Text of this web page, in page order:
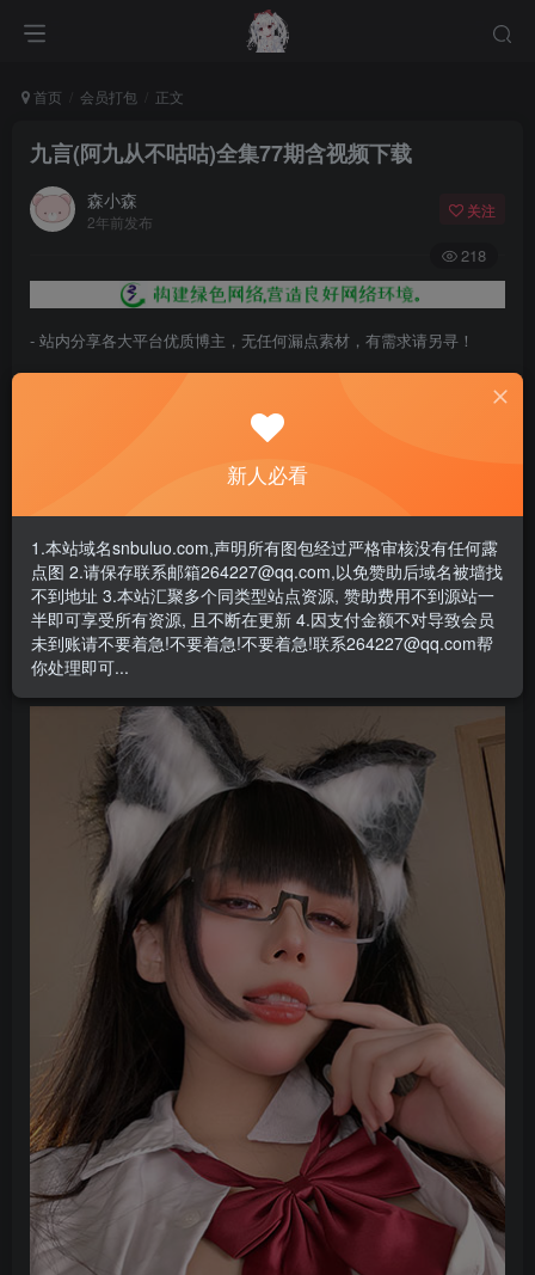
首页 会员打包 正文
九言(阿九从不咕咕)全集77期含视频下载
森小森
2年前发布
关注
218
- 站内分享各大平台优质博主，无任何漏点素材，有需求请另寻！
- 百度网盘提示提取码错误，请更换浏览器重试，这是百度网盘版本问
- 遇见解压密码不对、无法解压，请查看
- 资源失效/充值未到账/账号解禁...等问题请《提交工单》
阿九从不咕咕是一位双鱼座的女性，来自中国重庆这座山
城，生于2001年3月5日。身高165cm，体重55kg，她形容自
己是肉墩墩，但我觉得她的身材非常匀称，比那些病态瘦削
的美女更加健康和具有吸引力。
新人必看
1.本站域名snbuluo.com,声明所有图包经过严格审核没有任何露
点图 2.请保存联系邮箱264227@qq.com,以免赞助后域名被墙找
不到地址 3.本站汇聚多个同类型站点资源, 赞助费用不到源站一
半即可享受所有资源, 且不断在更新 4.因支付金额不对导致会员
未到账请不要着急!不要着急!不要着急!联系264227@qq.com帮
你处理即可...